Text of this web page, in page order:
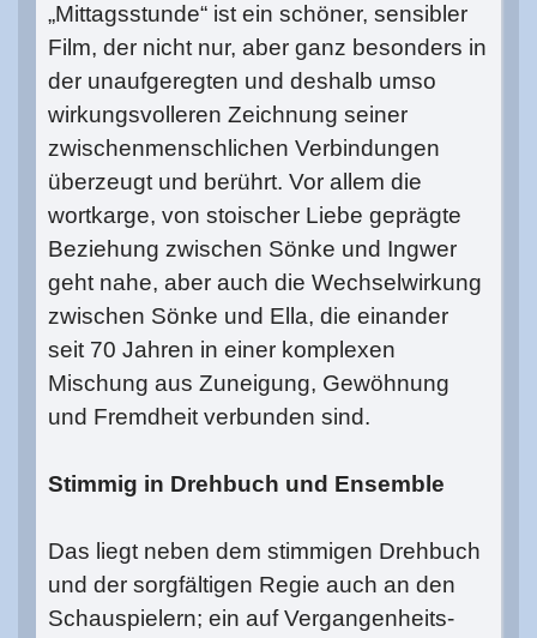
„Mittagsstunde“ ist ein schöner, sensibler
Film, der nicht nur, aber ganz besonders in
der unaufgeregten und deshalb umso
wirkungsvolleren Zeichnung seiner
zwischenmenschlichen Verbindungen
überzeugt und berührt. Vor allem die
wortkarge, von stoischer Liebe geprägte
Beziehung zwischen Sönke und Ingwer
geht nahe, aber auch die Wechselwirkung
zwischen Sönke und Ella, die einander
seit 70 Jahren in einer komplexen
Mischung aus Zuneigung, Gewöhnung
und Fremdheit verbunden sind.
Stimmig in Drehbuch und Ensemble
Das liegt neben dem stimmigen Drehbuch
und der sorgfältigen Regie auch an den
Schauspielern; ein auf Vergangenheits-